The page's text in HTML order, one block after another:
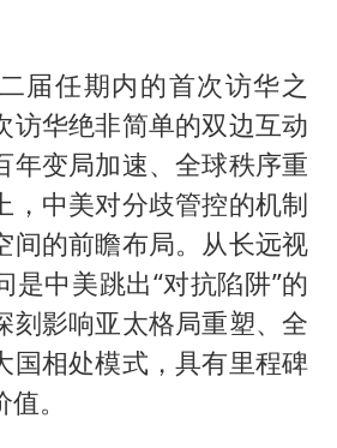
届任期内的首次访华之
访华绝非简单的双边互动
年变局加速、全球秩序重
，中美对分歧管控的机制
间的前瞻布局。从长远视
是中美跳出“对抗陷阱”的
刻影响亚太格局重塑、全
国相处模式，具有里程碑
。